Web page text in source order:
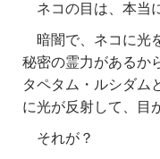
ネコの目は、本当
暗闇で、ネコに光
秘密の霊力があるか
タペタム・ルシダム
に光が反射して、目
それが？